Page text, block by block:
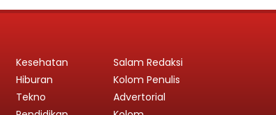
Kesehatan
Hiburan
Tekno
Salam Redaksi
Kolom Penulis
Advertorial